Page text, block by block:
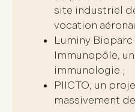
site industriel
vocation
Luminy
Immunopôle,
immunologie ;
PIICTO, un
massivement